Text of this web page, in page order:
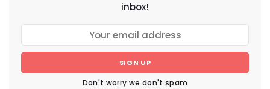
inbox!
SIGN UP
Don't worry we don't spam